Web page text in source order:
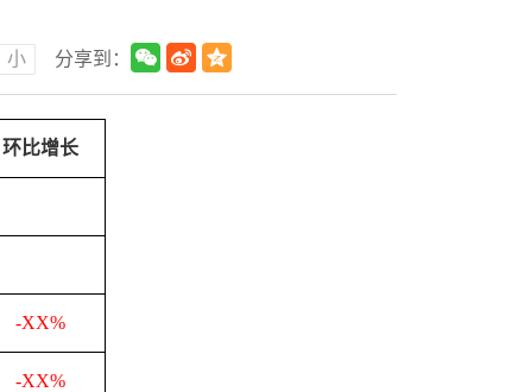
小 分享到：
环比增长
-XX%
-XX%